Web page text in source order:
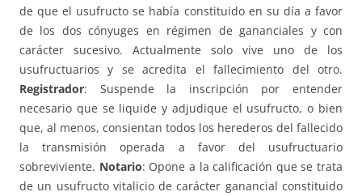
de que el usufructo se había constituido en su día a favor
de los dos cónyuges en régimen de gananciales y con
carácter sucesivo. Actualmente solo vive uno de los
usufructuarios y se acredita el fallecimiento del otro.
Registrador: Suspende la inscripción por entender
necesario que se liquide y adjudique el usufructo, o bien
que, al menos, consientan todos los herederos del fallecido
la transmisión operada a favor del usufructuario
sobreviviente. Notario: Opone a la calificación que se trata
de un usufructo vitalicio de carácter ganancial constituido